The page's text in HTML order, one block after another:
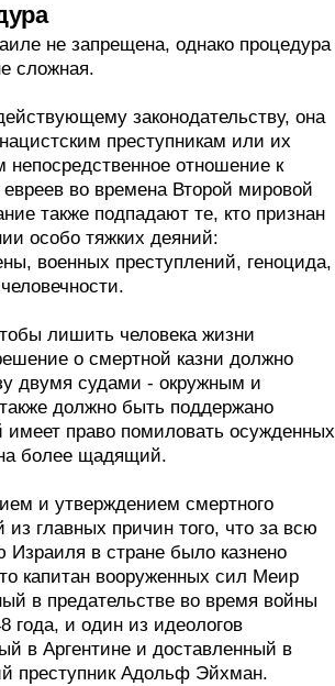
не запрещена, однако процедура
сложная.
законодательству, она
преступникам или их
отношение к
во времена Второй мировой
также подпадают те, кто признан
особо тяжких деяний:
военных преступлений, геноцида,
лишить человека жизни
о смертной казни должно
двумя судами - окружным и
должно быть поддержано
имеет право помиловать осужденных
более щадящий.
и утверждением смертного
из главных причин того, что за всю
в стране было казнено
капитан вооруженных сил Меир
в предательстве во время войны
года, и один из идеологов
в Аргентине и доставленный в
преступник Адольф Эйхман.